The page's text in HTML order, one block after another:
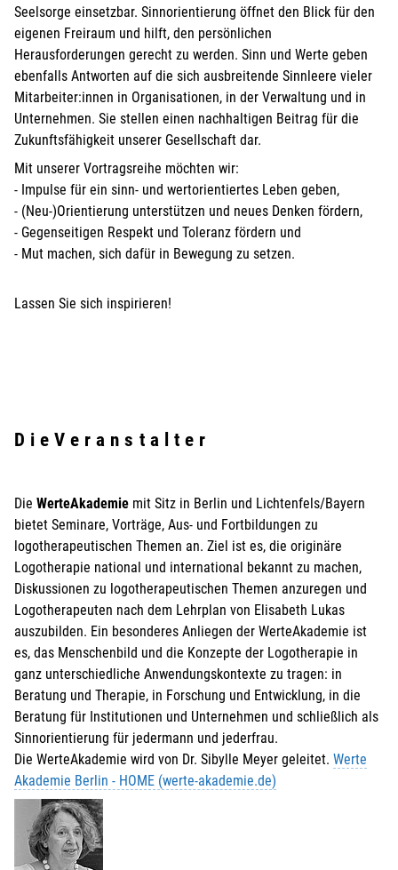
Seelsorge einsetzbar. Sinnorientierung öffnet den Blick für den
eigenen Freiraum und hilft, den persönlichen
Herausforderungen gerecht zu werden. Sinn und Werte geben
ebenfalls Antworten auf die sich ausbreitende Sinnleere vieler
Mitarbeiter:innen in Organisationen, in der Verwaltung und in
Unternehmen. Sie stellen einen nachhaltigen Beitrag für die
Zukunftsfähigkeit unserer Gesellschaft dar.
Mit unserer Vortragsreihe möchten wir:
- Impulse für ein sinn- und wertorientiertes Leben geben,
- (Neu-)Orientierung unterstützen und neues Denken fördern,
- Gegenseitigen Respekt und Toleranz fördern und
- Mut machen, sich dafür in Bewegung zu setzen.
Lassen Sie sich inspirieren!
D i e V e r a n s t a l t e r
Die WerteAkademie mit Sitz in Berlin und Lichtenfels/Bayern
bietet Seminare, Vorträge, Aus- und Fortbildungen zu
logotherapeutischen Themen an. Ziel ist es, die originäre
Logotherapie national und international bekannt zu machen,
Diskussionen zu logotherapeutischen Themen anzuregen und
Logotherapeuten nach dem Lehrplan von Elisabeth Lukas
auszubilden. Ein besonderes Anliegen der WerteAkademie ist
es, das Menschenbild und die Konzepte der Logotherapie in
ganz unterschiedliche Anwendungskontexte zu tragen: in
Beratung und Therapie, in Forschung und Entwicklung, in die
Beratung für Institutionen und Unternehmen und schließlich als
Sinnorientierung für jedermann und jederfrau.
Die WerteAkademie wird von Dr. Sibylle Meyer geleitet. Werte
Akademie Berlin - HOME (werte-akademie.de)